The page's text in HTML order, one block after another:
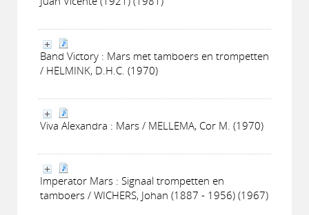
Band Victory : Mars met tamboers en trompetten
/ HELMINK, D.H.C. (1970)
Viva Alexandra : Mars / MELLEMA, Cor M. (1970)
Imperator Mars : Signaal trompetten en
tamboers / WICHERS, Johan (1887 - 1956) (1967)